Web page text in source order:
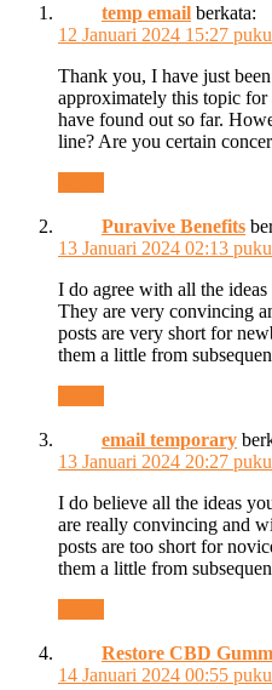
temp email berkata:
12 Januari 2024 15:27
Thank you, I have just
approximately this topic
have found out so far.
line? Are you certain
Puravive Benefits
13 Januari 2024 02:13
I do agree with all the
They are very convincing
posts are very short for
them a little from
email temporary
13 Januari 2024 20:27
I do believe all the ideas
are really convincing and
posts are too short for
them a little from
Restore CBD
14 Januari 2024 00:55